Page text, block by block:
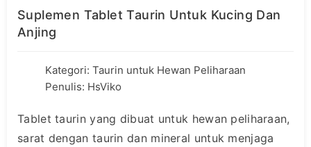
Suplemen Tablet Taurin Untuk Kucing Dan
Anjing
Kategori: Taurin untuk Hewan Peliharaan
Penulis: HsViko
Tablet taurin yang dibuat untuk hewan peliharaan,
sarat dengan taurin dan mineral untuk menjaga